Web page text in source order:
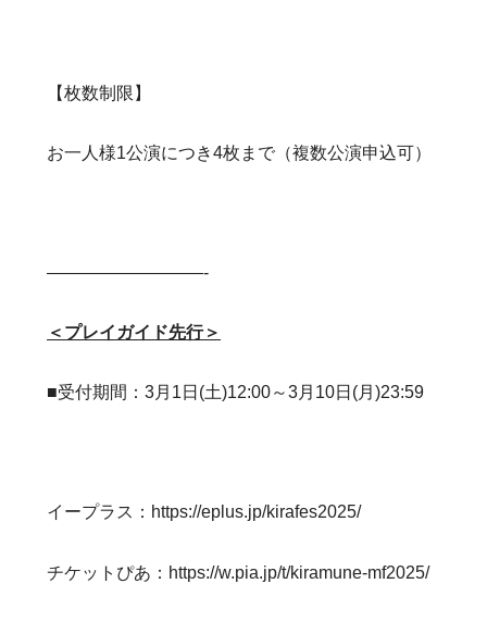
【枚数制限】
お一人様1公演につき4枚まで（複数公演申込可）
—————————-
＜プレイガイド先行＞
■受付期間：3月1日(土)12:00～3月10日(月)23:59
イープラス： https://eplus.jp/kirafes2025/
チケットぴあ： https://w.pia.jp/t/kiramune-mf2025/